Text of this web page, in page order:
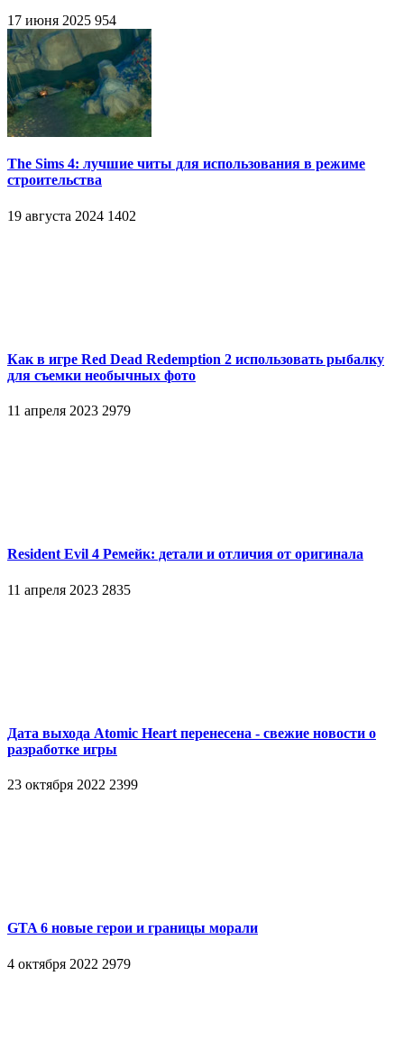
17 июня 2025 954
The Sims 4: лучшие читы для использования в режиме
строительства
19 августа 2024 1402
Как в игре Red Dead Redemption 2 использовать рыбалку
для съемки необычных фото
11 апреля 2023 2979
Resident Evil 4 Ремейк: детали и отличия от оригинала
11 апреля 2023 2835
Дата выхода Atomic Heart перенесена - свежие новости о
разработке игры
23 октября 2022 2399
GTA 6 новые герои и границы морали
4 октября 2022 2979